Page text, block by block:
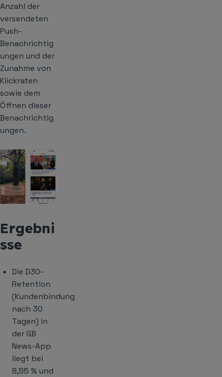
Anzahl der
versendeten
Push-
Benachrichtig
ungen und der
Zunahme von
Klickraten
sowie dem
Öffnen dieser
Benachrichtig
ungen.
Ergebni
sse
Die D30-
Retention
(Kundenbindung
nach 30
Tagen) in
der GB
News-App
liegt bei
8,55 % und